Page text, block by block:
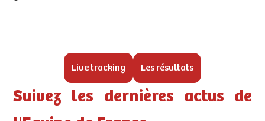
Live tracking Les résultats
Suivez les dernières actus de